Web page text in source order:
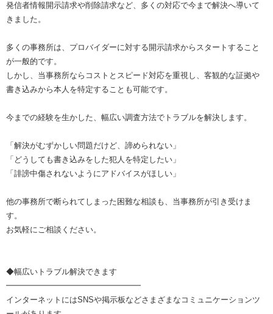
発信者情報開示請求や削除請求など、多くの対応で今まで解決へ導いて
きました。
多くの事務所は、プロバイダーに対する開示請求からスタートすること
が一般的です。
しかし、当事務所ならコストとスピード対応を重視し、客観的な証拠や
書き込みから本人を特定することも可能です。
今までの経験を生かした、幅広い調査方法でトラブルを解決します。
「解決がむずかしい問題だけど、諦められない」
「どうしても書き込みをした犯人を特定したい」
「誹謗中傷されないようにアドバイスがほしい」
他の事務所で断られてしまった困難な相談も、当事務所が引き受けま
す。
お気軽にご相談ください。
◆幅広いトラブル解決できます
━━━━━━━━━━━━━━━━━
インターネットにはSNSや掲示板などさまざまなコミュニケーションツ